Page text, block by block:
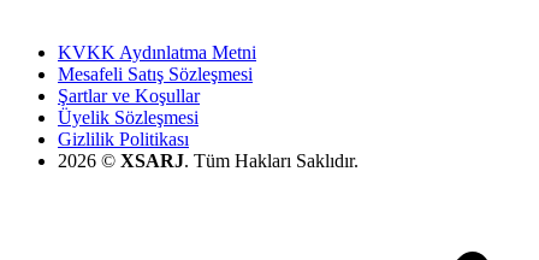
KVKK Aydınlatma Metni
Mesafeli Satış Sözleşmesi
Şartlar ve Koşullar
Üyelik Sözleşmesi
Gizlilik Politikası
2026 ©️ XSARJ. Tüm Hakları Saklıdır.